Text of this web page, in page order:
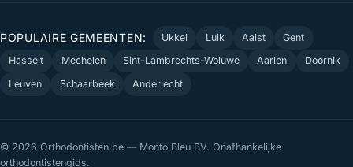
POPULAIRE GEMEENTEN: Ukkel Luik Aalst
Gent
Hasselt
Mechelen Sint-Lambrechts-Woluwe Aarlen
Doornik
Leuven
Schaarbeek Anderlecht
© 2026 Orthodontisten.be — Monto Bleu BV. Onafhankelijke
orthodontistengids.